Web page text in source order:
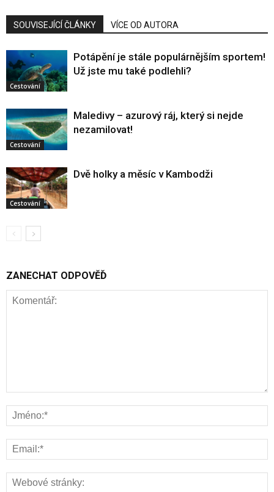
SOUVISEJÍCÍ ČLÁNKY VÍCE OD AUTORA
Cestování
Potápění je stále populárnějším sportem!
Už jste mu také podlehli?
Cestování
Maledivy – azurový ráj, který si nejde
nezamilovat!
Cestování
Dvě holky a měsíc v Kambodži
ZANECHAT ODPOVĚĎ